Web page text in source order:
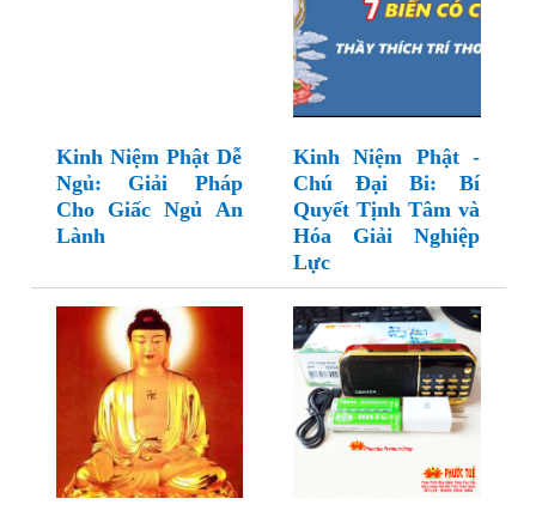
Kinh Niệm Phật Dễ
Ngủ: Giải Pháp
Cho Giấc Ngủ An
Lành
Kinh Niệm Phật -
Chú Đại Bi: Bí
Quyết Tịnh Tâm và
Hóa Giải Nghiệp
Lực